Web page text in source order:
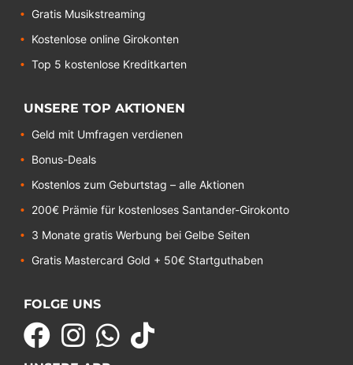
Gratis Musikstreaming
Kostenlose online Girokonten
Top 5 kostenlose Kreditkarten
UNSERE TOP AKTIONEN
Geld mit Umfragen verdienen
Bonus-Deals
Kostenlos zum Geburtstag – alle Aktionen
200€ Prämie für kostenloses Santander-Girokonto
3 Monate gratis Werbung bei Gelbe Seiten
Gratis Mastercard Gold + 50€ Startguthaben
FOLGE UNS